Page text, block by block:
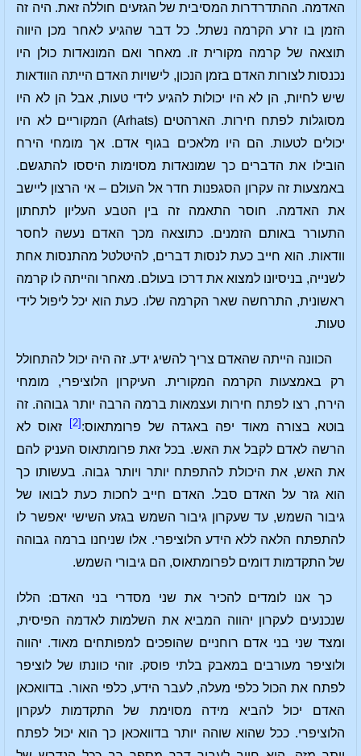
האדמה. ההתדרדרות המסיבית של הגזעים חוללה זאת. היה זה
הזמן בו זרע הקרמה נשתל. כל דבר שהגיע לאחר מכן היווה
תוצאה של קרמה מקורית זו. מאחר ואם המונאדות כולן היו
נכנסות לצורות האדם בזמן הנכון, לישויות האדם הייתה הוודאות
שיש לחיות, הן לא היו יכולות להגיע לידי טעות, אבל הן לא היו
מסוגלות לפתח חירות. הארהטים (Arhats) המקוריים לא היו
יכולים לטעות. הם היו מלאכים בגוף אדם. אך מומחי הירח
הובילו את הדברים כך שמונאדות מסוימות היססו להתגשם.
באמצעות זה עקרון הסגפנות חדר אל העולם – אי הרצון ליישב
את האדמה. חוסר התאמה זה בין הטבע העליון לתחתון
התעורר באותם הזמנים. כתוצאה מכך האדם נעשה לחסר
וודאות. הוא חייב כעת לנסות דברים, להיטלטל מהתנסות אחת
לשנייה, בניסיונו למצוא את דרכו בעולם. מאחר והייתה לו קרמה
ראשונית, התרחשה שאר הקרמה שלו. כעת הוא יכל ליפול לידי
טעות.
הכוונה הייתה שהאדם צריך להשיג ידע. זה היה יכול להתחולל
רק באמצעות הקרמה המקורית. העיקרון הלוציפרי, מומחי
הירח, רצו לפתח חירות ועצמאות ברמה הרבה יותר גבוהה. זה
בוטא בצורה מאוד יפה באגדה של פרומתאוס: [2]
זאוס לא
הרשה לאדם לקבל את האש. בכל זאת פרומתאוס העניק להם
את האש, את היכולת להתפתח יותר ויותר גבוה. בעשותו כך
הוא גזר על האדם סבל. האדם חייב לחכות כעת לבואו של
גיבור השמש, עד שעקרון גיבור השמש בגזע השישי יאפשר לו
להתפתח הלאה ללא הידע הלוציפרי. אלו שניחנו ברמה גבוהה
של התקדמות דומים לפרומתאוס, הם גיבורי השמש.
כך אנו לומדים להכיר את שני מסדרי בני האדם: הללו
שנכנעים לעקרון יהווה המביא את השלמות לאדמה הפיסית,
ומצד שני בני אדם רוחניים שהופכים למפותחים מאוד. יהווה
ולוציפר מעורבים במאבק בלתי פוסק. זוהי כוונתו של לוציפר
לפתח את הכול כלפי מעלה, לעבר הידע, כלפי האור. בדוואכאן
האדם יכול להביא מידה מסוימת של התקדמות לעקרון
הלוציפרי. ככל שהוא שוהה יותר בדוואכאן כך הוא יכול לפתח